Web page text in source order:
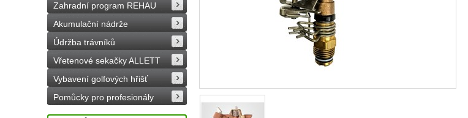
Zahradní program REHAU
Akumulační nádrže
Údržba trávníků
Vřetenové sekačky ALLETT
Vybavení golfových hřišť
Pomůcky pro profesionály